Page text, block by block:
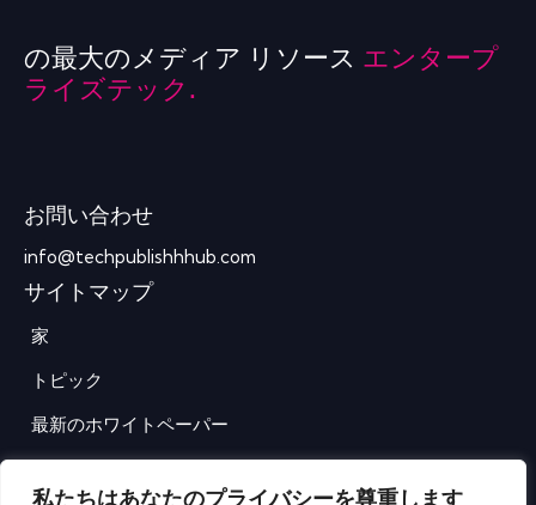
私たちはあなたのプライバシーを尊重します
の最大のメディア リソース エンタープ
ライズテック.
お問い合わせ
info@techpublishhhub.com
サイトマップ
家
トピック
最新のホワイトペーパー